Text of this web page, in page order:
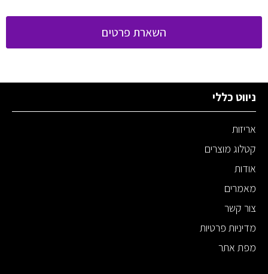
השארת פרטים
ניווט כללי
אריזות
קטלוג מוצרים
אודות
מאמרים
צור קשר
מדיניות פרטיות
מפת אתר